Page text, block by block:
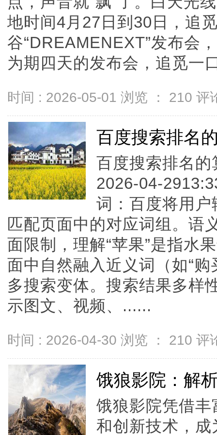
地时间4月27日到30日，追
谷“DREAMENEXT”发布会
为期四天的发布会，追觅一
时间 : 2026-05-01 浏览 ： 210 评
百度搜索排名
百度搜索排名
2026-04-
词：百度将用
匹配页面中的对应词组。语
面限制，理解“苹果”是指水
面中自然融入近义词（如“购
多搜索变体。搜索结果多样
示图文、视频、......
时间 : 2026-04-30 浏览 ： 210 评
饿狼影院：解
饿狼影院凭借
和创新技术，